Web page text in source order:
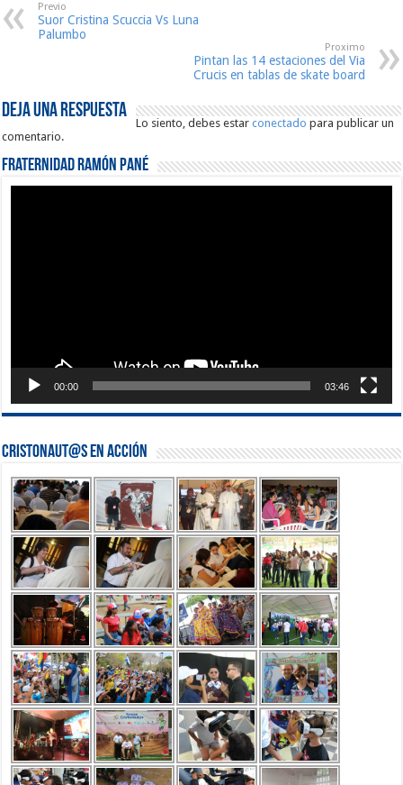
Previo
Suor Cristina Scuccia Vs Luna
Palumbo
Proximo
Pintan las 14 estaciones del Via
Crucis en tablas de skate board
Deja una respuesta
Lo siento, debes estarconectado para publicar un
comentario.
Fraternidad Ramón Pané
00:00 03:46
Cristonaut@s en Acción